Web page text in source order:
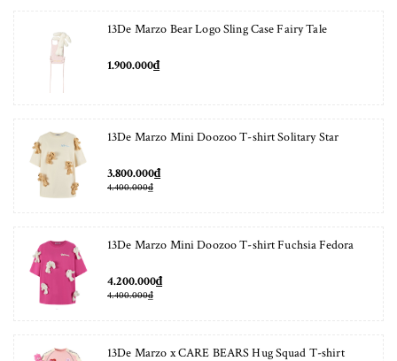
13De Marzo Bear Logo Sling Case Fairy Tale
1.900.000₫
13De Marzo Mini Doozoo T-shirt Solitary Star
3.800.000₫
4.400.000₫
13De Marzo Mini Doozoo T-shirt Fuchsia Fedora
4.200.000₫
4.400.000₫
13De Marzo x CARE BEARS Hug Squad T-shirt